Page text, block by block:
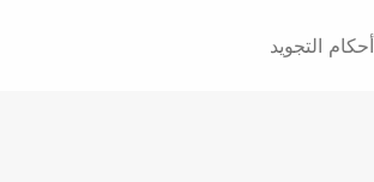
أحكام التجويد